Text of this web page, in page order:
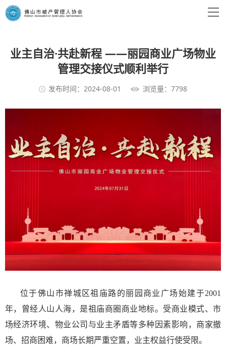
业主自治·共赴新程 ——丽园商业广场物业
管理交接仪式顺利举行
发布时间：2024-08-01 浏览量：7798
位于佛山市禅城区祖庙路的丽园商业广场始建于2001
年，曾经人山人海，是祖庙商圈商业地标。受商业模式、市
场经济环境、物业公司与业主矛盾等多种因素影响，商家撤
场、招商困难，商场长期严重空置，业主权益行使受限。